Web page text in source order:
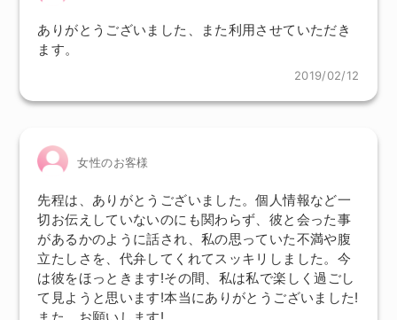
ありがとうございました、また利用させていただき
ます。
2019/02/12
女性のお客様
先程は、ありがとうございました。個人情報など一
切お伝えしていないのにも関わらず、彼と会った事
があるかのように話され、私の思っていた不満や腹
立たしさを、代弁してくれてスッキリしました。今
は彼をほっときます!その間、私は私で楽しく過ごし
て見ようと思います!本当にありがとうございました!